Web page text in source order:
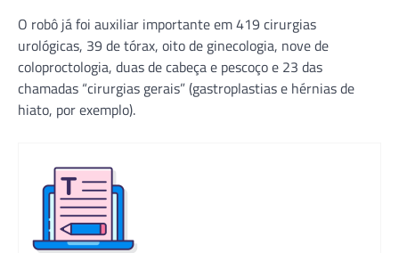
O robô já foi auxiliar importante em 419 cirurgias
urológicas, 39 de tórax, oito de ginecologia, nove de
coloproctologia, duas de cabeça e pescoço e 23 das
chamadas “cirurgias gerais” (gastroplastias e hérnias de
hiato, por exemplo).